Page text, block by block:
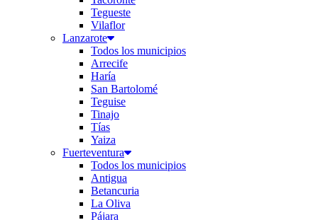
Tegueste
Vilaflor
Lanzarote
Todos los municipios
Arrecife
Haría
San Bartolomé
Teguise
Tinajo
Tías
Yaiza
Fuerteventura
Todos los municipios
Antigua
Betancuria
La Oliva
Pájara